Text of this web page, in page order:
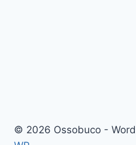
© 2026 Ossobuco -